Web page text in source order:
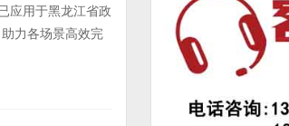
应用于黑龙江省政
力各场景高效完